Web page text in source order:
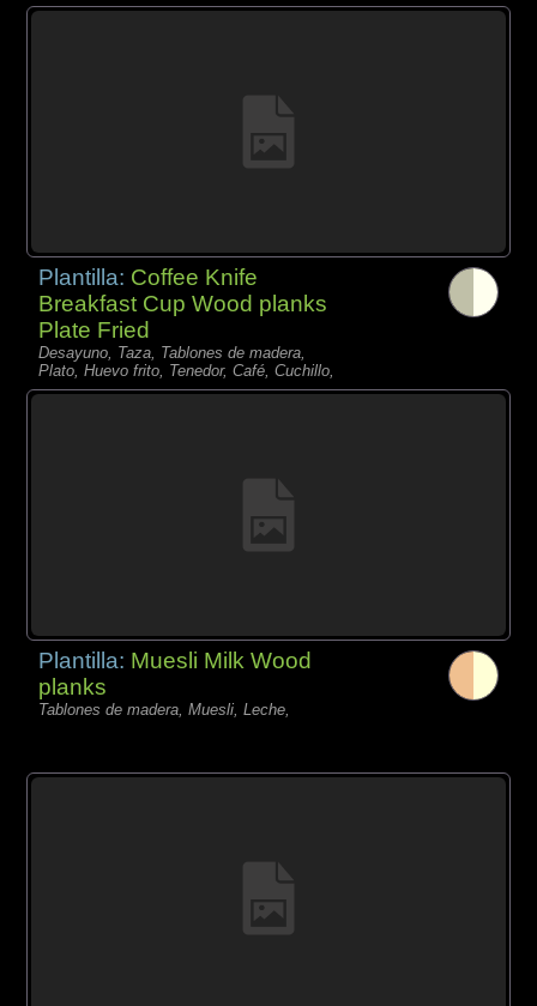
Plantilla: Coffee Knife
Breakfast Cup Wood planks
Plate Fried
Desayuno, Taza, Tablones de madera,
Plato, Huevo frito, Tenedor, Café, Cuchillo,
Plantilla: Muesli Milk Wood
planks
Tablones de madera, Muesli, Leche,